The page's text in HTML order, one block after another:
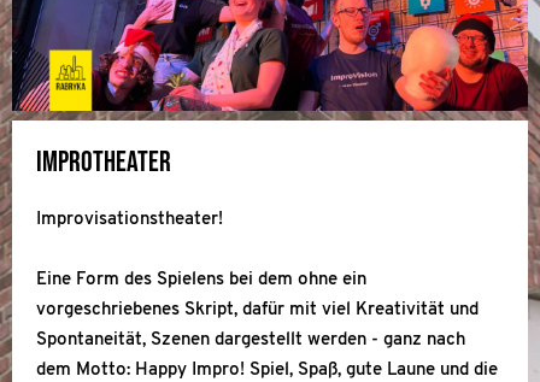
Improtheater
Improvisationstheater!
Eine Form des Spielens bei dem ohne ein
vorgeschriebenes Skript, dafür mit viel Kreativität und
Spontaneität, Szenen dargestellt werden - ganz nach
dem Motto: Happy Impro! Spiel, Spaß, gute Laune und die